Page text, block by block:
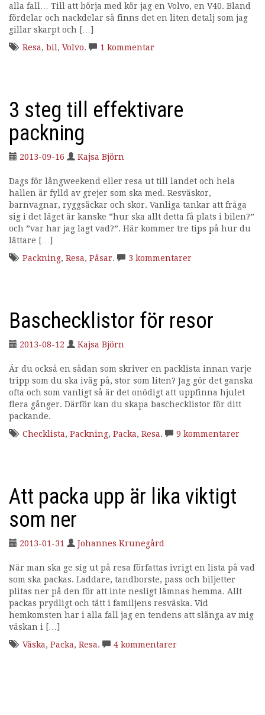
alla fall… Till att börja med kör jag en Volvo, en V40. Bland
fördelar och nackdelar så finns det en liten detalj som jag
gillar skarpt och […]
Resa, bil , Volvo. 1 kommentar
3 steg till effektivare
packning
2013-09-16 Kajsa Björn
Dags för långweekend eller resa ut till landet och hela
hallen är fylld av grejer som ska med. Resväskor,
barnvagnar, ryggsäckar och skor. Vanliga tankar att fråga
sig i det läget är kanske ”hur ska allt detta få plats i bilen?”
och ”var har jag lagt vad?”. Här kommer tre tips på hur du
lättare […]
Packning, Resa, Påsar. 3 kommentarer
Baschecklistor för resor
2013-08-12 Kajsa Björn
Är du också en sådan som skriver en packlista innan varje
tripp som du ska iväg på, stor som liten? Jag gör det ganska
ofta och som vanligt så är det onödigt att uppfinna hjulet
flera gånger. Därför kan du skapa baschecklistor för ditt
packande.
Checklista, Packning, Packa, Resa. 9 kommentarer
Att packa upp är lika viktigt
som ner
2013-01-31 Johannes Krunegård
När man ska ge sig ut på resa författas ivrigt en lista på vad
som ska packas. Laddare, tandborste, pass och biljetter
plitas ner på den för att inte nesligt lämnas hemma. Allt
packas prydligt och tätt i familjens resväska. Vid
hemkomsten har i alla fall jag en tendens att slänga av mig
väskan i […]
Väska, Packa, Resa. 4 kommentarer